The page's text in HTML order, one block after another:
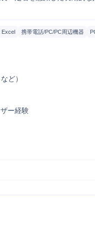
Excel 携帯電話/PC/PC周辺機器
ど）
ー経験